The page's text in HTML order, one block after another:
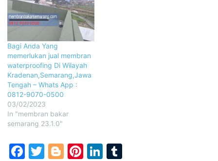
Bagi Anda Yang
memerlukan jual membran
waterproofing Di Wilayah
Kradenan,Semarang,Jawa
Tengah – Whats App :
0812-9070-0500
03/02/2023
In "membran bakar
semarang 23.1.0"
Facebook
Twitter
Blogger
Pinterest
LinkedIn